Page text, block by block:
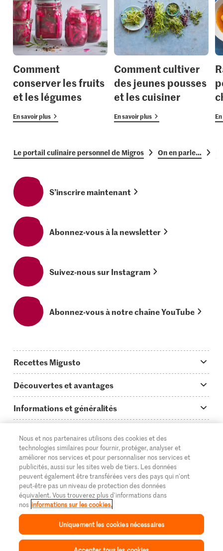
Comment
conserver les fruits
et les légumes
En savoir plus
Comment cultiver
des jeunes pousses
et les cuisiner
En savoir plus
Le portail culinaire personnel de Migros On en parle…
S’inscrire maintenant
Abonnez-vous à la newsletter
Suivez-nous sur Instagram
Abonnez-vous à notre chaîne YouTube
Recettes Migusto
Idées de menus
Plats principaux
Simple & vite prêt
Apéritif
Préparations au four
Enfants & famille
Toutes les recettes
Découvertes et avantages
On en parle...
Tutoriels
Glossaire des ingrédients
Login Migusto
Magazine Migusto
Informations et généralités
Questions concernant Migusto
Cuisiner avec Migusto
Service clientèle & contact
Publicité
Impressum
Mentions légales
Supermarché
Migros Online
À propos de Migros
Magasins
Cumulus
© 2026 La Fédération des coopératives Migros
DE FR IT
Nous et nos partenaires utilisons des cookies et des
technologies similaires pour fournir, protéger, analyser et
améliorer nos services et pour personnaliser nos services et
publicités, aussi sur les sites web de tiers. Les données
peuvent également être transférées vers des pays qui n'ont
peut-être pas un niveau de protection des données
équivalent. Vous trouverez plus d'informations dans
nos informations sur les cookies.
Uniquement les cookies nécessaires